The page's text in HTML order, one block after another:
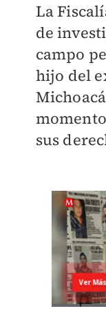
La
de
campo
hijo del
sus